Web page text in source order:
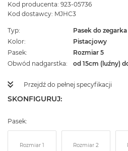
Kod producenta: 923-05736
Kod dostawcy: MJHC3
Typ
Pasek do zegarka
Kolor
Pistacjowy
Pasek
Rozmiar 5
Obwód nadgarstka
od 15cm (luźny)
Przejdź do pełnej specyfikacji
SKONFIGURUJ:
Pasek:
Rozmiar 1 Rozmiar 2